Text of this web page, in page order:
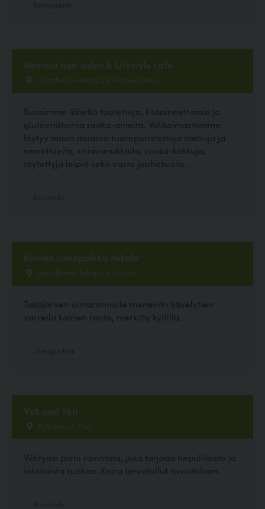
Hemma hair salon & Lifestyle café
Raatihuoneenkatu 29, Hämeenlinna
Suosimme lähellä tuotettuja, lisäaineettomia ja
gluteenittomia raaka-aineita. Valikoimastamme
löytyy muun muassa tuorepuristettuja mehuja ja
smoothieita, chiavanukkaita, raaka-kakkuja,
täytettyjä leipiä sekä vasta jauhetuista...
Koirien uimapaikka Askola
Jäppiläntie, Takajärvi, Askola
Takajärven uimarannalle menevän kävelytien
varrella koirien ranta, merkitty kyltillä.
Yak and Yeti
Yrjönkatu 7, Pori
Viihtyisä pieni ravintola, joka tarjoaa nepalilaista ja
intialaista ruokaa. Koira tervetullut ravintolaan.